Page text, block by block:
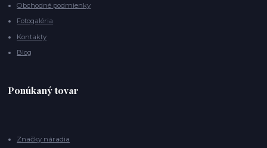
Obchodné podmienky
Fotogaléria
Kontakty
Blog
Ponúkaný tovar
Značky náradia